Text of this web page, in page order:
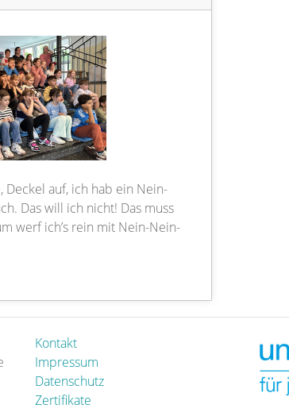
Deckel auf, ich hab ein Nein-
Das will ich nicht! Das muss
werf ich’s rein mit Nein-Nein-
Kontakt
Impressum
Datenschutz
Zertifikate